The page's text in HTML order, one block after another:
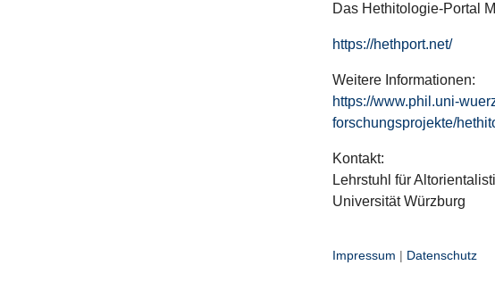
Das Hethitologie-Portal
https://hethport.net/
Weitere Informationen:
https://www.phil.uni-
forschungsprojekte/
Kontakt:
Lehrstuhl für
Universität Würzburg
Impressum | Datenschutz